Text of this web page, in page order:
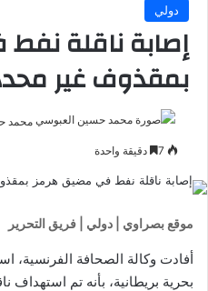
دولي
إصابة ناقلة
بمقذوف غير
محمد
دقيقة واحدة
موقع بصراوي | دولي | فريق التحرير
أفادت وكالة الصحافة الفرنسية،
بحرية بريطانية، بأنه تم